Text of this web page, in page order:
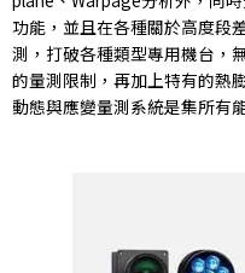
功能，並且在各種關於高度段
測，打破各種類型專用機台，
的量測限制，再加上特有的熱
動態與應變量測系統是集所有